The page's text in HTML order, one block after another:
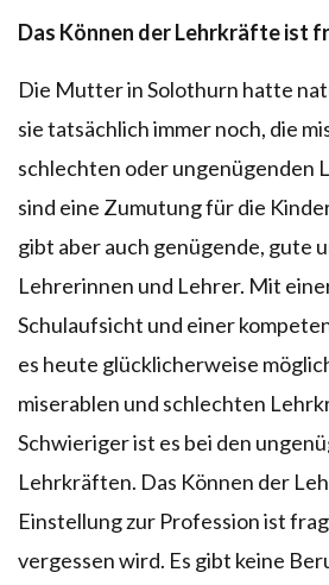
Das Können der Lehrkräfte ist
Die Mutter in Solothurn hatte
sie tatsächlich immer noch, die
schlechten oder ungenügenden
sind eine Zumutung für die
gibt aber auch genügende, gute
Lehrerinnen und Lehrer. Mit
Schulaufsicht und einer
es heute glücklicherweise
miserablen und schlechten
Schwieriger ist es bei den
Lehrkräften. Das Können der
Einstellung zur Profession ist
vergessen wird. Es gibt keine